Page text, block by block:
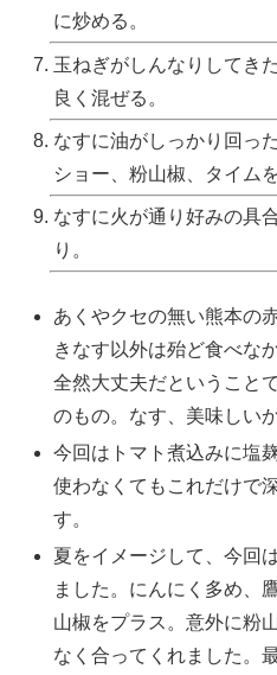
に炒める。
玉ねぎがしんなりしてき
良く混ぜる。
なすに油がしっかり回っ
ショー、粉山椒、タイム
なすに火が通り好みの具
り。
あくやクセの無い熊本の
きなす以外は殆ど食べな
全然大丈夫だということ
のもの。なす、美味しい
今回はトマト煮込みに塩
使わなくてもこれだけで
す。
夏をイメージして、今回
ました。にんにく多め、
山椒をプラス。意外に粉
なく合ってくれました。